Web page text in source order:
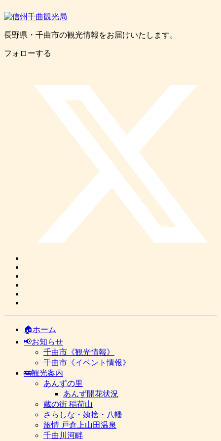
長野県・千曲市の観光情報をお届けいたします。
フォローする
🏠ホーム
📢お知らせ
千曲市《観光情報》
千曲市《イベント情報》
🚌観光案内
あんずの里
あんず開花状況
蔵の街 稲荷山
さらしな・姨捨・八幡
旅情 戸倉上山田温泉
千曲川河畔